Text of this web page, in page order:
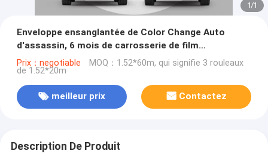
1/1
Enveloppe ensanglantée de Color Change Auto
d'assassin, 6 mois de carrosserie de film
d'enveloppe
Prix：negotiable MOQ：1.52*60m, qui signifie 3 rouleaux
de 1.52*20m
meilleur prix Contactez
Description De Produit